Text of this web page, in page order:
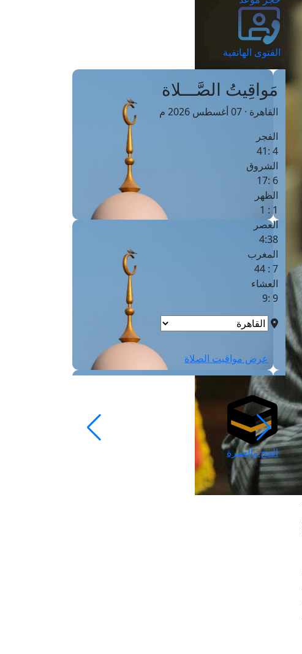
الفتوى الهاتفية
مَواقِيتُ الصَّـــلاة
القاهرة · 07 أغسطس 2026 م
الفجر
4 :41
الشروق
6 :17
الظهر
1 : 1
العصر
4:38
المغرب
7 : 44
العشاء
9 :9
عرض مواقيت الصلاة
الحج والعمرة